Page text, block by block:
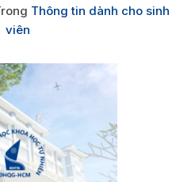
Thông tin dành cho sinh
viên